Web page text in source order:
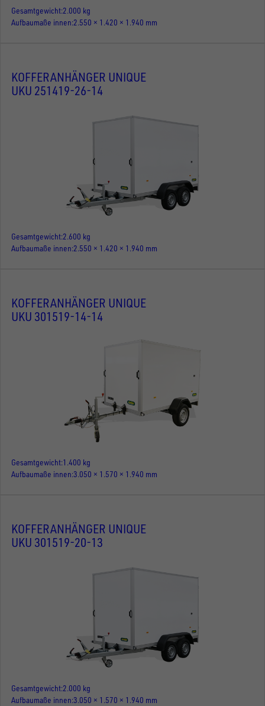
Gesamtgewicht 2.000 kg
Aufbaumaße innen 2.550 × 1.420 × 1.940 mm
KOFFERANHÄNGER UNIQUE
UKU 251419-26-14
Gesamtgewicht 2.600 kg
Aufbaumaße innen 2.550 × 1.420 × 1.940 mm
KOFFERANHÄNGER UNIQUE
UKU 301519-14-14
Gesamtgewicht 1.400 kg
Aufbaumaße innen 3.050 × 1.570 × 1.940 mm
KOFFERANHÄNGER UNIQUE
UKU 301519-20-13
Gesamtgewicht 2.000 kg
Aufbaumaße innen 3.050 × 1.570 × 1.940 mm